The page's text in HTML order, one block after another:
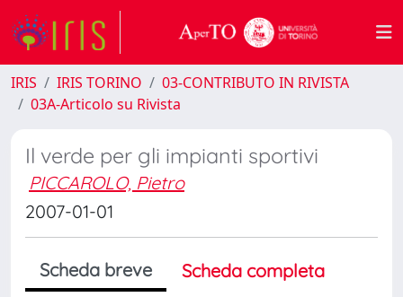
IRIS IRIS TORINO
03-CONTRIBUTO IN RIVISTA
03A-Articolo su Rivista
Il verde per gli impianti sportivi
PICCAROLO, Pietro
2007-01-01
Scheda breve
Scheda completa